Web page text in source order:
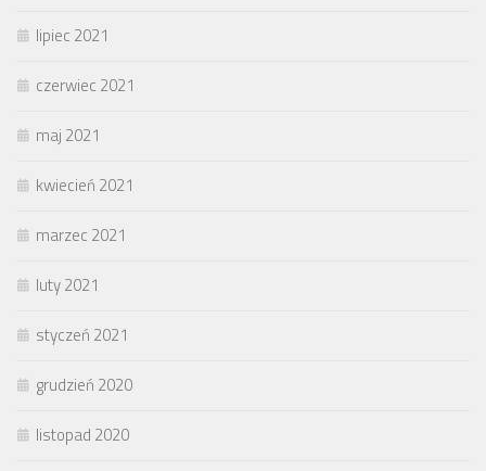
lipiec 2021
czerwiec 2021
maj 2021
kwiecień 2021
marzec 2021
luty 2021
styczeń 2021
grudzień 2020
listopad 2020